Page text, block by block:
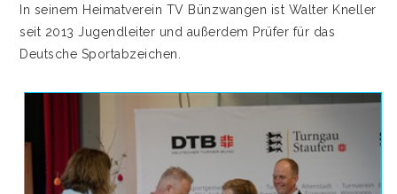
In seinem Heimatverein TV Bünzwangen ist Walter Kneller
seit 2013 Jugendleiter und außerdem Prüfer für das
Deutsche Sportabzeichen.